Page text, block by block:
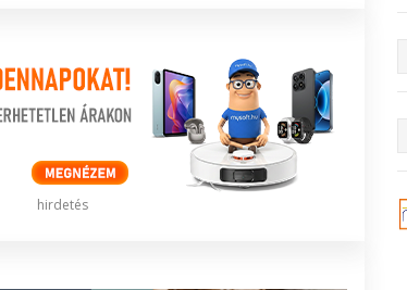
hirdetés